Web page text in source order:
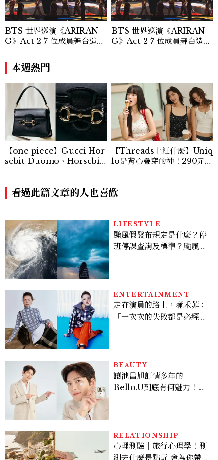
BTS 世界巡演《ARIRAN
G》Act 2 7 位成員舞台造型
BTS 世界巡演《ARIRAN
G》Act 2 7 位成員舞台造型
本週熱門
【one piece】Gucci Hor
sebit Duomo、Horsebit
最經典的象徵
【Threads上紅什麼】Uniq
lo是背心疊穿的神！290元蕾
看過此篇文章的人也喜歡
LIFESTYLE
颱風假發布規定是什麼？停
班停課查詢及標準？颱風假
ENTERTAINMENT
走在演員的路上，蒲禾菲：
「一次次的失敗都是必經過
BEAUTY
讓池昌旭訂情多年的
Bello.U到底有何魅力！揭
倦感，超神！
RELATIONSHIP
心理測驗｜旅行心理學！測
測去什麼景點玩 會為你帶來